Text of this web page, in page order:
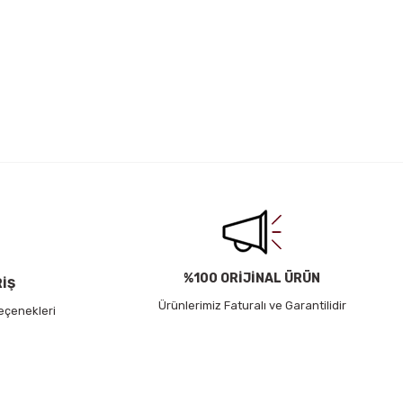
%100 ORİJİNAL ÜRÜN
Ürünlerimiz Faturalı ve Garantilidir